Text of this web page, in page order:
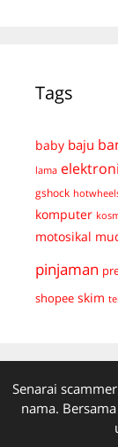
Tags
baby baju
lama
gshock
komputer
motosikal
pinjaman
shopee skim
Senarai
nama.